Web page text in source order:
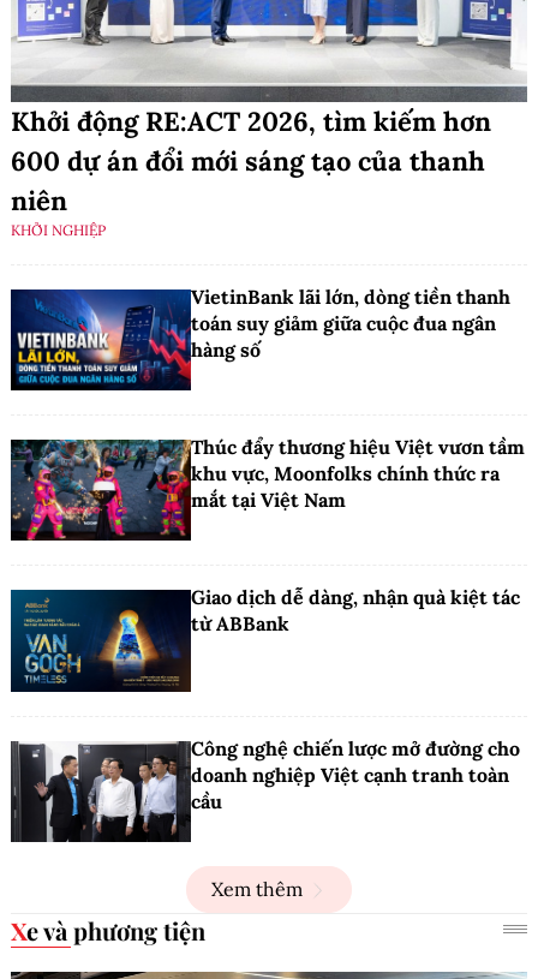
Khởi động RE:ACT 2026, tìm kiếm hơn
600 dự án đổi mới sáng tạo của thanh
niên
KHỞI NGHIỆP
VietinBank lãi lớn, dòng tiền thanh
toán suy giảm giữa cuộc đua ngân
hàng số
Thúc đẩy thương hiệu Việt vươn tầm
khu vực, Moonfolks chính thức ra
mắt tại Việt Nam
Giao dịch dễ dàng, nhận quà kiệt tác
từ ABBank
Công nghệ chiến lược mở đường cho
doanh nghiệp Việt cạnh tranh toàn
cầu
Xem thêm
Xe và phương tiện